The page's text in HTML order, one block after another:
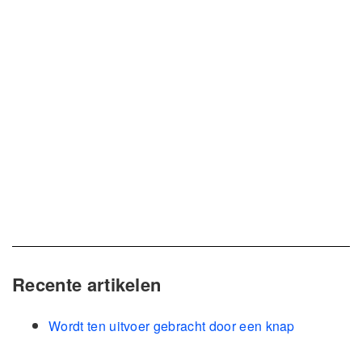
Recente artikelen
Wordt ten uitvoer gebracht door een knap